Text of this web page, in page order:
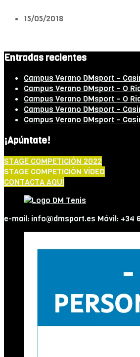
15/05/2018
Entradas recientes
Campus Verano DMsport –
Campus Verano DMsport – O
Campus Verano DMsport – O
Campus Verano DMsport –
Campus Verano DMsport –
¡Apúntate!
STAGE COMPETICIÓN 2022
STAGE COMPETICIÓN VÍDEO
CONTACTA AQUÍ
e-mail: info@dmsport.es Móvil: +34